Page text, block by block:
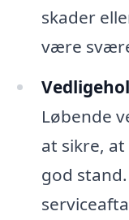
skader
være
Løbende
at sikre,
god